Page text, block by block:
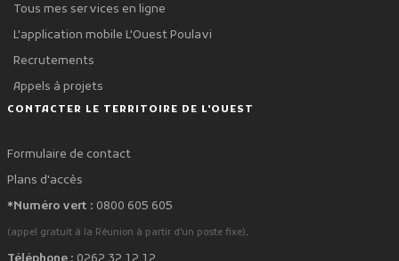
Tous mes services en ligne
L'application mobile L'Ouest Poulavi
Recrutements
Appels à projets
CONTACTER LE TERRITOIRE DE L'OUEST
Formulaire de contact
Plans d'accès
*Numéro vert : 0800 605 605
(appel gratuit à la Réunion à partir d'un poste fixe).